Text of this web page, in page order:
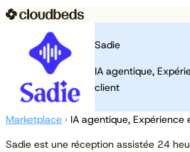
Sadie
IA agentique,
client
Marketplace › IA agentique,
Sadie est une réception assistée 24